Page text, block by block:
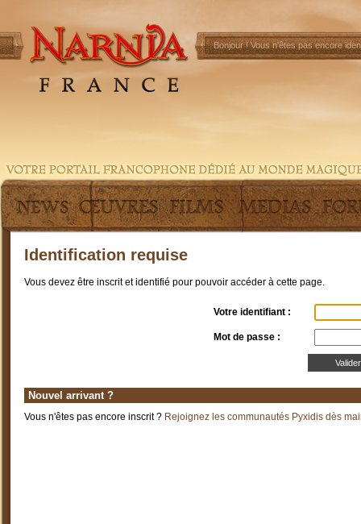
Bonjour !Vous n'êtes pas encore
Identification requise
Vous devez être inscrit et identifié pour pouvoir accéder à cette page.
Votre identifiant :
Mot de passe :
Nouvel arrivant ?
Vous n'êtes pas encore inscrit ? Rejoignez les communautés Pyxidis dès